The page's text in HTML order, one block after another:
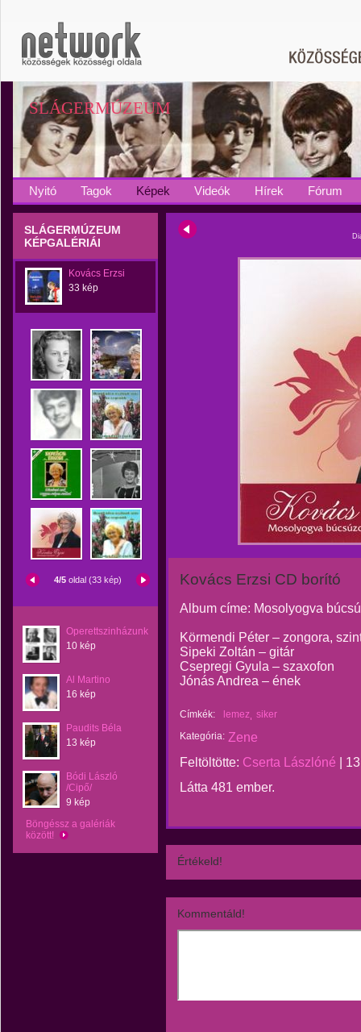
SLÁGERMÚZEUM
Nyitó Tagok Képek Videók Hírek Fórum
SLÁGERMÚZEUM
KÉPGALÉRIÁI
Kovács Erzsi
33 kép
4/5 oldal (33 kép)
Operettszinházunk
10 kép
Al Martino
16 kép
Paudits Béla
13 kép
Bódi László
/Cipő/
9 kép
Böngéssz a galériák
között!
Kovács Erzsi CD borító
Album címe: Mosolyogva
Körmendi Péter – zongora,
Sipeki Zoltán – gitár
Csepregi Gyula – szaxofon
Jónás Andrea – ének
Címkék: lemez siker
Kategória: Zene
Feltöltötte: Cserta Lászlóné
Látta 481 ember.
Értékeld!
Kommentáld!